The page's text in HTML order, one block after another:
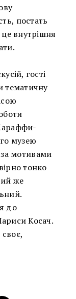
постать
внутрішня
гості
тематичну
музею
за мотивами
тонко
же
до
Косач.